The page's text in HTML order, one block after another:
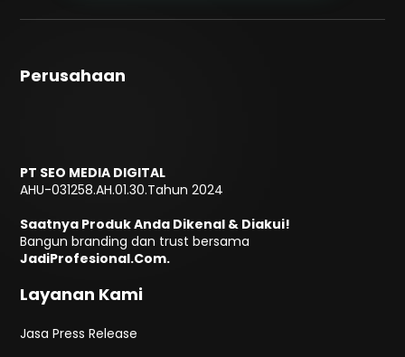
Perusahaan
PT SEO MEDIA DIGITAL
AHU-031258.AH.01.30.Tahun 2024
Saatnya Produk Anda Dikenal & Diakui!
Bangun branding dan trust bersama
JadiProfesional.Com.
Layanan Kami
Jasa Press Release